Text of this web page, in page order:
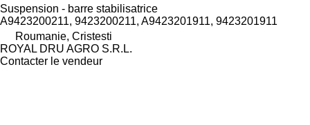
Suspension - barre stabilisatrice
A9423200211, 9423200211, A9423201911, 9423201911
Roumanie, Cristesti
ROYAL DRU AGRO S.R.L.
Contacter le vendeur